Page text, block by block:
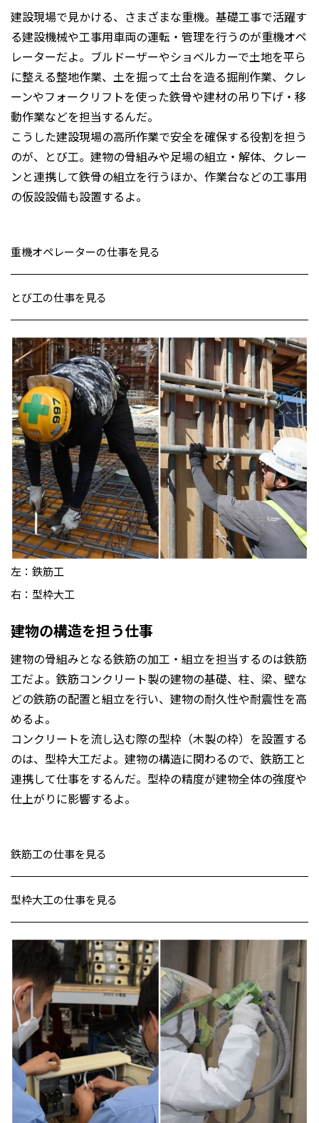
建設現場で見かける、さまざまな重機。基礎工事で活躍す
る建設機械や工事用車両の運転・管理を行うのが重機オペ
レーターだよ。ブルドーザーやショベルカーで土地を平ら
に整える整地作業、土を掘って土台を造る掘削作業、クレ
ーンやフォークリフトを使った鉄骨や建材の吊り下げ・移
動作業などを担当するんだ。
こうした建設現場の高所作業で安全を確保する役割を担う
のが、とび工。建物の骨組みや足場の組立・解体、クレー
ンと連携して鉄骨の組立を行うほか、作業台などの工事用
の仮設設備も設置するよ。
重機オペレーターの仕事を見る
とび工の仕事を見る
左：鉄筋工
右：型枠大工
建物の構造を担う仕事
建物の骨組みとなる鉄筋の加工・組立を担当するのは鉄筋
工だよ。鉄筋コンクリート製の建物の基礎、柱、梁、壁な
どの鉄筋の配置と組立を行い、建物の耐久性や耐震性を高
めるよ。
コンクリートを流し込む際の型枠（木製の枠）を設置する
のは、型枠大工だよ。建物の構造に関わるので、鉄筋工と
連携して仕事をするんだ。型枠の精度が建物全体の強度や
仕上がりに影響するよ。
鉄筋工の仕事を見る
型枠大工の仕事を見る